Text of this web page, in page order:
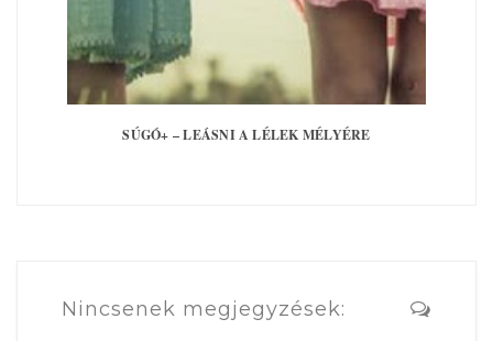
SÚGÓ+ – LEÁSNI A LÉLEK MÉLYÉRE
Nincsenek megjegyzések: